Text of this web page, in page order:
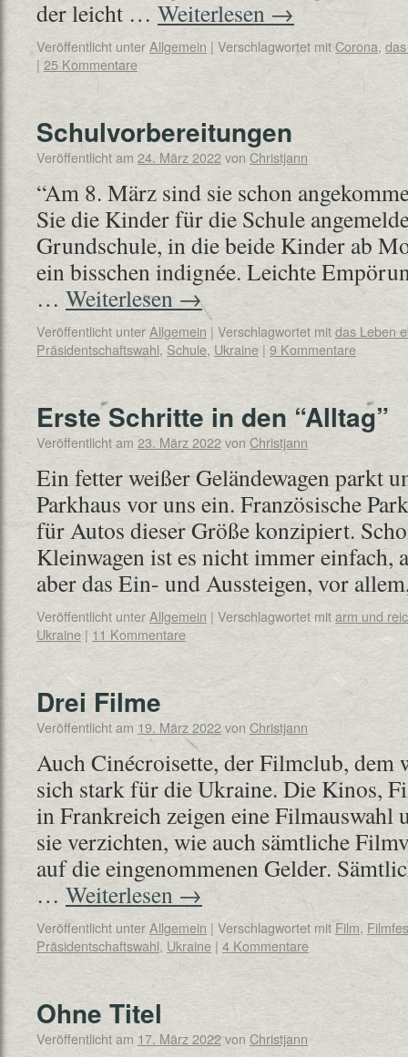
der leicht … Weiterlesen →
Veröffentlicht unterAllgemein | Verschlagwortet mitCorona,
| 25 Kommentare
Schulvorbereitungen
Veröffentlicht am 24. März 2022 von Christjann
“Am 8. März sind sie schon
Sie die Kinder für die Schule
Grundschule, in die beide Kinder ab
ein bisschen indignée. Leichte
… Weiterlesen →
Veröffentlicht unter Allgemein | Verschlagwortet mitdas Leben
Präsidentschaftswahl, Schule, Ukraine | 9 Kommentare
Erste Schritte in den “Alltag”
Veröffentlicht am 23. März 2022von Christjann
Ein fetter weißer Geländewagen parkt
Parkhaus vor uns ein. Französische
für Autos dieser Größe konzipiert.
Kleinwagen ist es nicht immer einfach,
aber das Ein- und Aussteigen, vor
Veröffentlicht unterAllgemein | Verschlagwortet mitarm und
Ukraine | 11 Kommentare
Drei Filme
Veröffentlicht am 19. März 2022 von Christjann
Auch Cinécroisette, der Filmclub, dem
sich stark für die Ukraine. Die Kinos,
in Frankreich zeigen eine Filmauswahl
sie verzichten, wie auch sämtliche
auf die eingenommenen Gelder.
… Weiterlesen →
Veröffentlicht unterAllgemein | Verschlagwortet mit Film,
Präsidentschaftswahl, Ukraine | 4 Kommentare
Ohne Titel
Veröffentlicht am 17. März 2022von Christjann